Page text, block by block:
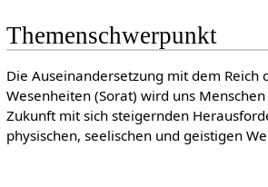
Themenschwerpunkt
Die Auseinandersetzung mit dem Reich
Wesenheiten (Sorat) wird uns
Zukunft mit sich steigernden
physischen, seelischen und geistigen